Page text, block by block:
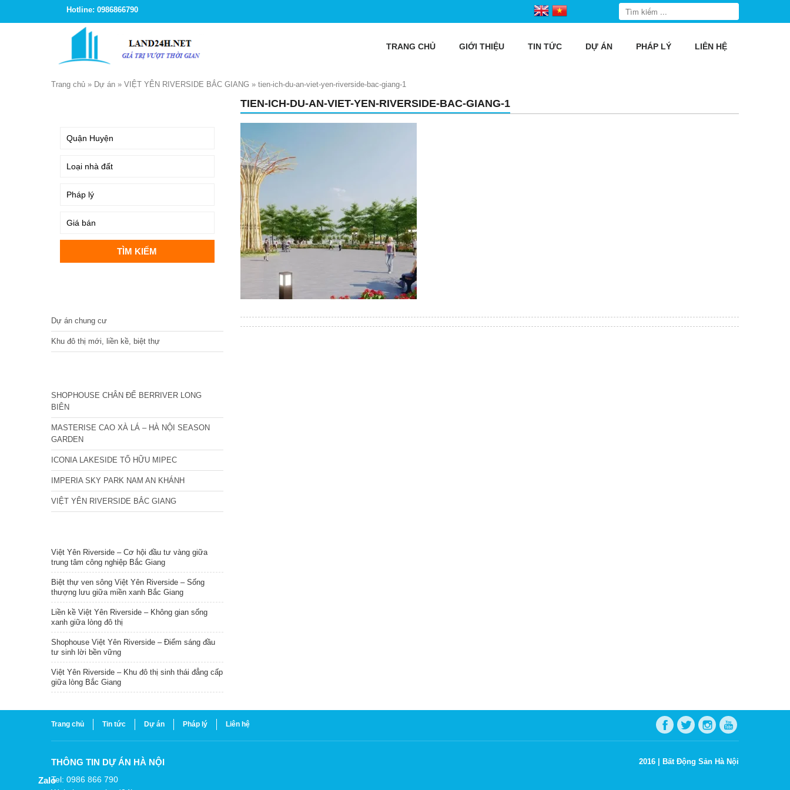
Hotline: 0986866790
TRANG CHỦ GIỚI THIỆU TIN TỨC DỰ ÁN PHÁP LÝ LIÊN HỆ
Trang chủ » Dự án » VIỆT YÊN RIVERSIDE BẮC GIANG » tien-ich-du-an-viet-yen-riverside-bac-giang-1
TIEN-ICH-DU-AN-VIET-YEN-RIVERSIDE-BAC-GIANG-1
Dự án chung cư
Khu đô thị mới, liền kề, biệt thự
SHOPHOUSE CHÂN ĐẾ BERRIVER LONG
BIÊN
MASTERISE CAO XÀ LÁ – HÀ NỘI SEASON
GARDEN
ICONIA LAKESIDE TỐ HỮU MIPEC
IMPERIA SKY PARK NAM AN KHÁNH
VIỆT YÊN RIVERSIDE BẮC GIANG
Việt Yên Riverside – Cơ hội đầu tư vàng giữa
trung tâm công nghiệp Bắc Giang
Biệt thự ven sông Việt Yên Riverside – Sống
thượng lưu giữa miền xanh Bắc Giang
Liền kề Việt Yên Riverside – Không gian sống
xanh giữa lòng đô thị
Shophouse Việt Yên Riverside – Điểm sáng đầu
tư sinh lời bền vững
Việt Yên Riverside – Khu đô thị sinh thái đẳng cấp
giữa lòng Bắc Giang
Trang chủ Tin tức Dự án Pháp lý Liên hệ
THÔNG TIN DỰ ÁN HÀ NỘI
Tel: 0986 866 790
2016 | Bất Động Sản Hà Nội
Zalo